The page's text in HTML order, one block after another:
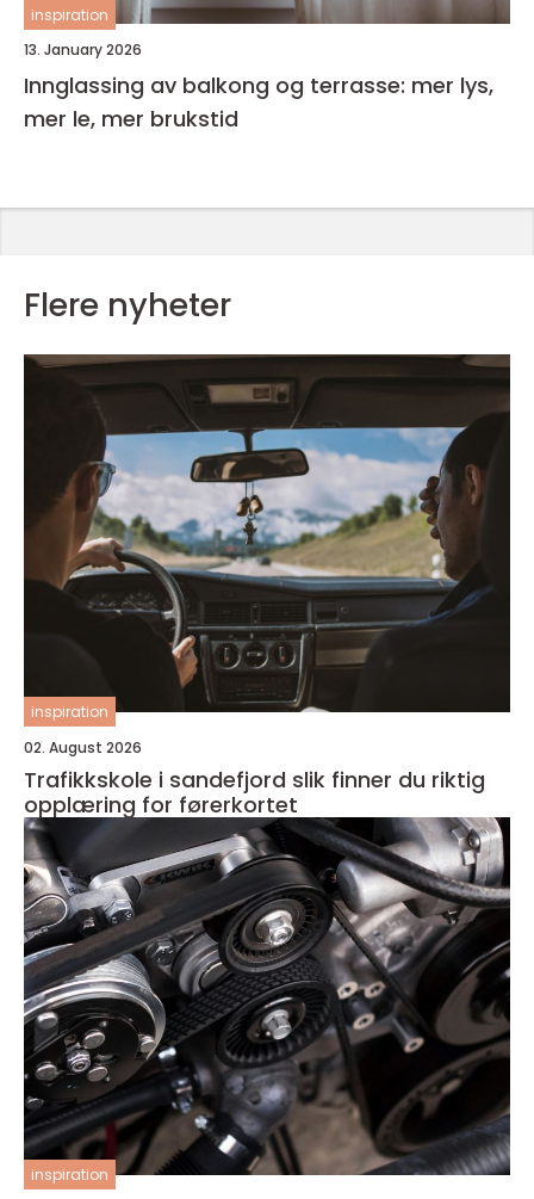
inspiration
13. January 2026
Innglassing av balkong og terrasse: mer lys,
mer le, mer brukstid
Flere nyheter
inspiration
02. August 2026
Trafikkskole i sandefjord slik finner du riktig
opplæring for førerkortet
inspiration